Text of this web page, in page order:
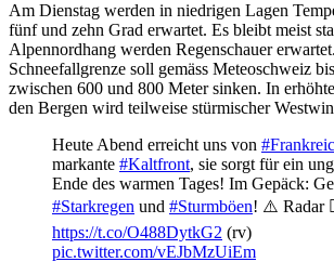
Am Dienstag werden in niedrigen Lagen
fünf und zehn Grad erwartet. Es bleibt meist
Alpennordhang werden Regenschauer
Schneefallgrenze soll gemäss Meteoschweiz
zwischen 600 und 800 Meter sinken. In
den Bergen wird teilweise stürmischer
Heute Abend erreicht uns von
markante #Kaltfront, sie sorgt für ein
Ende des warmen Tages! Im Gepäck:
#Starkregen und #Sturmböen! ⚠️ Radar
https://t.co/O488DytkG2 (rv)
pic.twitter.com/vEJbMzUiEm